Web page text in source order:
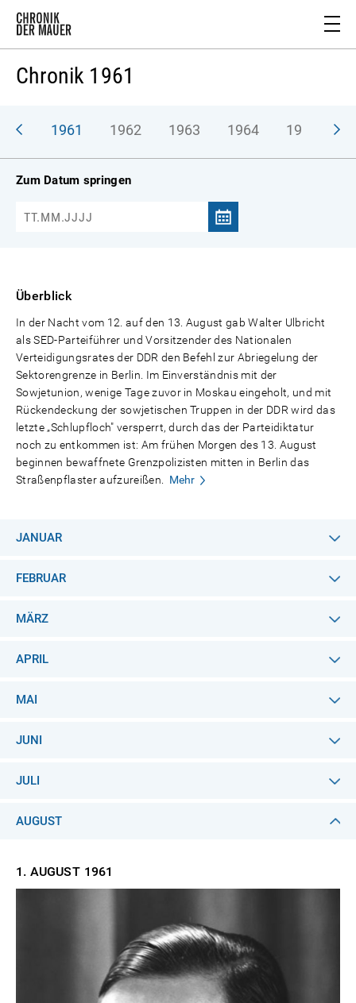
Chronik 1961
1961 1962 1963 1964 1965
Zum Datum springen
Überblick
In der Nacht vom 12. auf den 13. August gab Walter Ulbricht
als SED-Parteiführer und Vorsitzender des Nationalen
Verteidigungsrates der DDR den Befehl zur Abriegelung der
Sektorengrenze in Berlin. Im Einverständnis mit der
Sowjetunion, wenige Tage zuvor in Moskau eingeholt, und mit
Rückendeckung der sowjetischen Truppen in der DDR wird das
letzte „Schlupfloch" versperrt, durch das der Parteidiktatur
noch zu entkommen ist: Am frühen Morgen des 13. August
beginnen bewaffnete Grenzpolizisten mitten in Berlin das
Straßenpflaster aufzureißen.
Mehr
JANUAR
FEBRUAR
MÄRZ
APRIL
MAI
JUNI
JULI
AUGUST
1. AUGUST 1961